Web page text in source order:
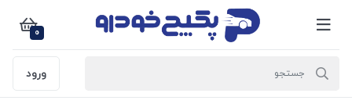
0
ورود